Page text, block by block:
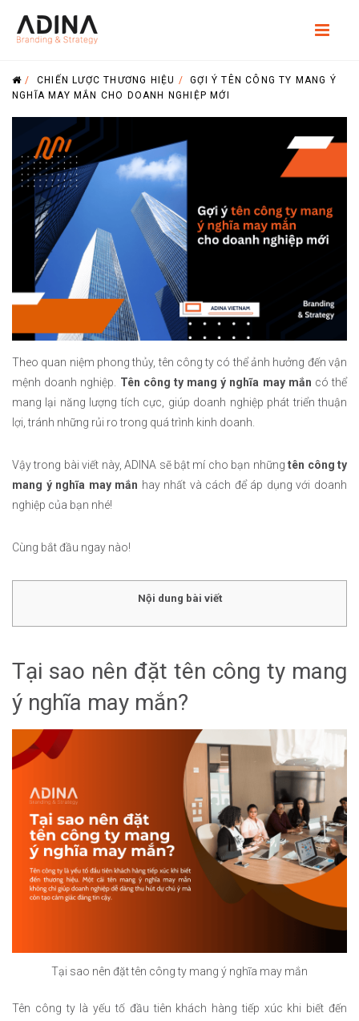
/CHIẾN LƯỢC THƯƠNG HIỆU /GỢI Ý TÊN CÔNG TY MANG Ý
NGHĨA MAY MẮN CHO DOANH NGHIỆP MỚI
Theo quan niệm phong thủy, tên công ty có thể ảnh hưởng đến vận
mệnh doanh nghiệp. Tên công ty mang ý nghĩa may mắn có thể
mang lại năng lượng tích cực, giúp doanh nghiệp phát triển thuận
lợi, tránh những rủi ro trong quá trình kinh doanh.
Vậy trong bài viết này, ADINA sẽ bật mí cho bạn những tên công ty
mang ý nghĩa may mắn hay nhất và cách để áp dụng với doanh
nghiệp của bạn nhé!
Cùng bắt đầu ngay nào!
Nội dung bài viết
Tại sao nên đặt tên công ty mang
ý nghĩa may mắn?
Tại sao nên đặt tên công ty mang ý nghĩa may mắn
Tên công ty là yếu tố đầu tiên khách hàng tiếp xúc khi biết đến